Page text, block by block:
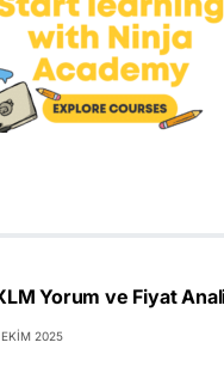
Yorum ve Fiyat
EKIM 2025